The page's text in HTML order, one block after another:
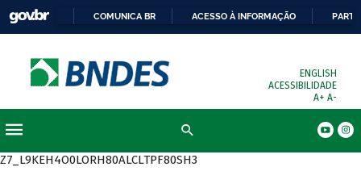
COMUNICA BR ACESSO À INFORMAÇÃO
ENGLISH
ACESSIBILIDADE
A+ A-
Z7_L9KEH4O0LORH80ALCLTPF80SH3